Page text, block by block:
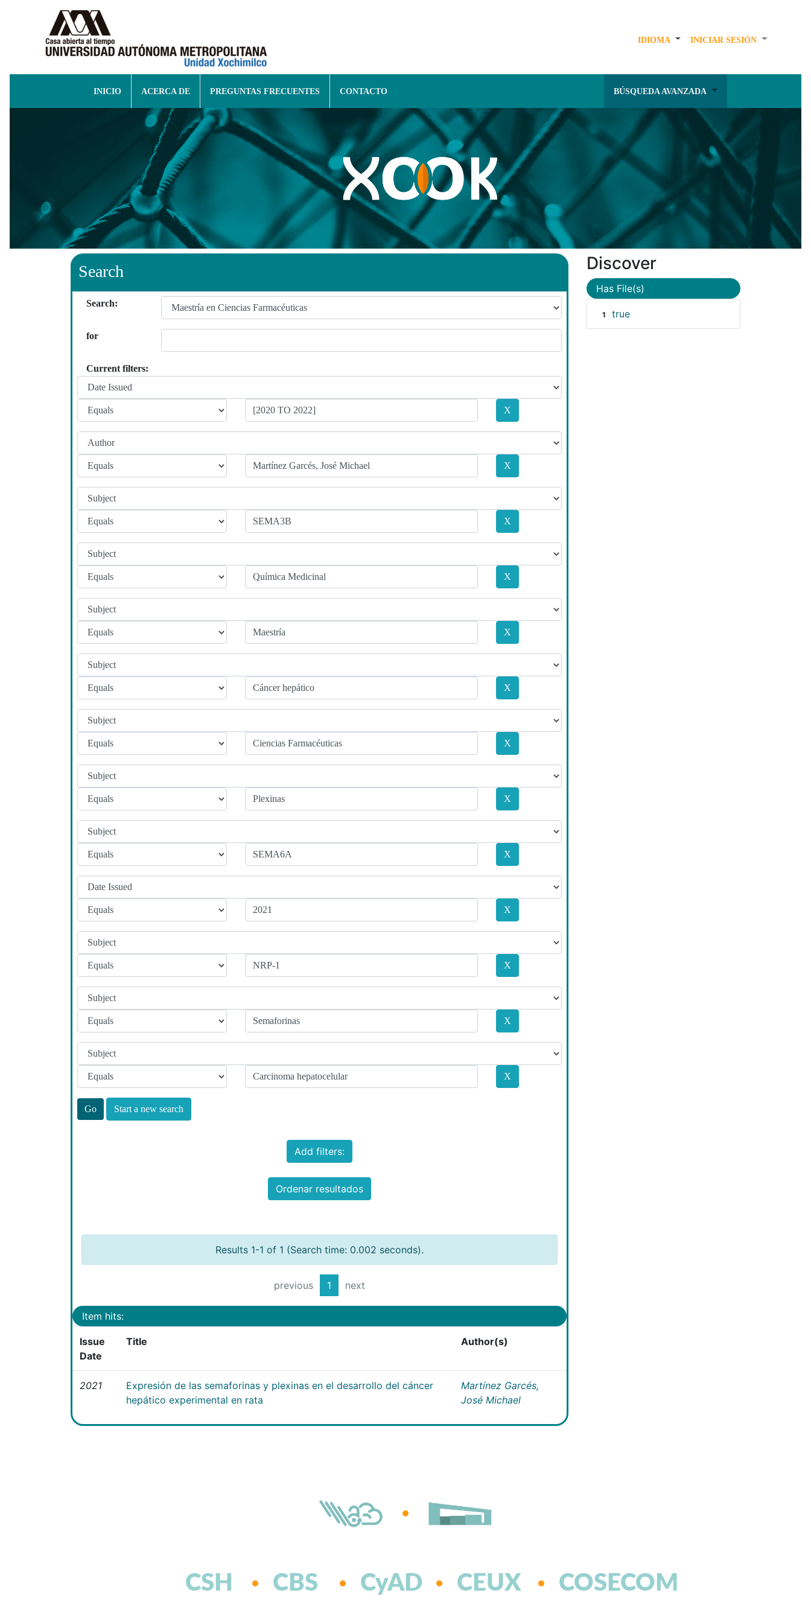
IDIOMA INICIAR SESIÓN
INICIO ACERCA DE PREGUNTAS FRECUENTES CONTACTO BÚSQUEDA AVANZADA
Search
Search:
for
Current filters:
Start a new search
Add filters:
Ordenar resultados
Results 1-1 of 1 (Search time: 0.002 seconds).
previous 1 next
Item hits:
Issue
Date
Title Author(s)
2021
Expresión de las semaforinas y plexinas en el desarrollo del cáncer
hepático experimental en rata
Martínez Garcés,
José Michael
Discover
Has File(s)
1 true
CSH CBS CyAD CEUX COSECOM